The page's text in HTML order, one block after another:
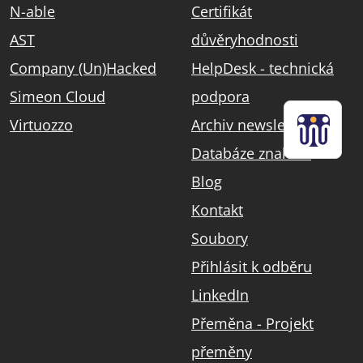
N-able
AST
Company (Un)Hacked
Simeon Cloud
Virtuozzo
Certifikát
důvěryhodnosti
HelpDesk - technická
podpora
Archiv newsletterů
Databáze znalostí
Blog
Kontakt
Soubory
Přihlásit k odběru
LinkedIn
Přeměna - Projekt
přeměny